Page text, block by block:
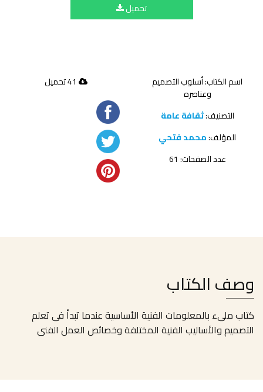
تحميل
اسم الكتاب: أسلوب التصميم
وعناصره
التصنيف:ثقافة عامة
المؤلف:محمد فتحي
عدد الصفحات: 61
وصف الكتاب
كتاب ملىء بالمعلومات الفنية الأساسية عندما تبدأ فى تعلم
التصميم والأساليب الفنية المختلفة وخصائص العمل الفنى